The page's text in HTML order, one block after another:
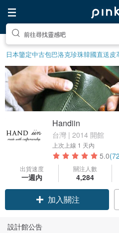
前往尋找靈感吧
日本鑒定中古包巴洛克珍珠韓國直送皮
Handiin
台灣 | 2014 開館
上次上線 1 天內
5.0
出貨速度
一週內
關注人數
4,284
領優惠券
設計館公告